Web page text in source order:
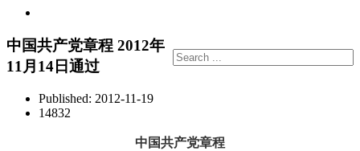
中国共产党章程 2012年
11月14日通过
Published: 2012-11-19
14832
中国共产党章程